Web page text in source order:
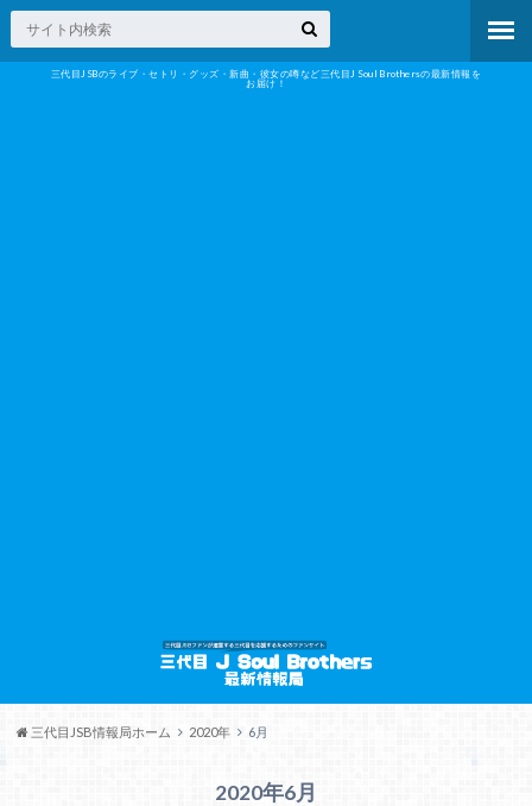
三代目JSBのライブ・セトリ・グッズ・新曲・彼女の噂など三代目J Soul Brothersの最新情報を
お届け！
三代目JSB情報局ホーム 2020年 6月
2020年6月